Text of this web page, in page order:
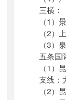
三横：
（1）景
（2）上
（3）泉
五条国
（1）昆
支线：
（2）昆